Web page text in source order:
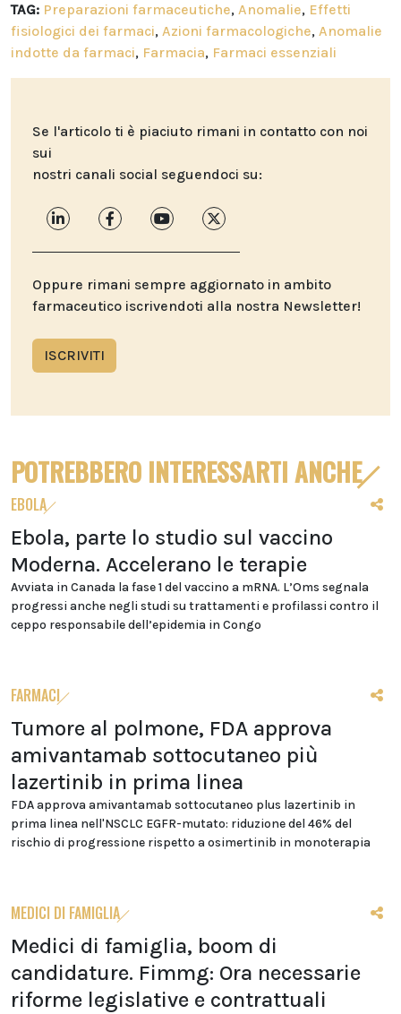
TAG: Preparazioni farmaceutiche, Anomalie, Effetti
fisiologici dei farmaci, Azioni farmacologiche, Anomalie
indotte da farmaci, Farmacia, Farmaci essenziali
Se l'articolo ti è piaciuto rimani in contatto con noi
sui
nostri canali social seguendoci su:
Oppure rimani sempre aggiornato in ambito
farmaceutico iscrivendoti alla nostra Newsletter!
ISCRIVITI
POTREBBERO INTERESSARTI ANCHE
EBOLA
Ebola, parte lo studio sul vaccino
Moderna. Accelerano le terapie
Avviata in Canada la fase 1 del vaccino a mRNA. L’Oms segnala
progressi anche negli studi su trattamenti e profilassi contro il
ceppo responsabile dell’epidemia in Congo
FARMACI
Tumore al polmone, FDA approva
amivantamab sottocutaneo più
lazertinib in prima linea
FDA approva amivantamab sottocutaneo plus lazertinib in
prima linea nell'NSCLC EGFR-mutato: riduzione del 46% del
rischio di progressione rispetto a osimertinib in monoterapia
MEDICI DI FAMIGLIA
Medici di famiglia, boom di
candidature. Fimmg: Ora necessarie
riforme legislative e contrattuali